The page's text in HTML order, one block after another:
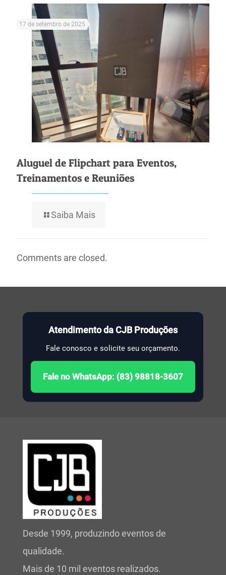
17 de setembro de 2025
Aluguel de Flipchart para Eventos,
Treinamentos e Reuniões
Saiba Mais
Comments are closed.
Atendimento da CJB Produções
Fale conosco e solicite seu orçamento.
Fale no WhatsApp: (83) 98818-3607
Desde 1999, produzindo eventos de
qualidade.
Mais de 10 mil eventos realizados.